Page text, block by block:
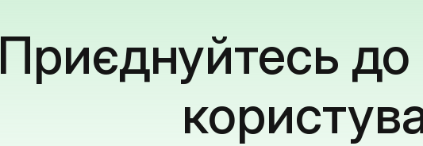
Приєднуйтесь до